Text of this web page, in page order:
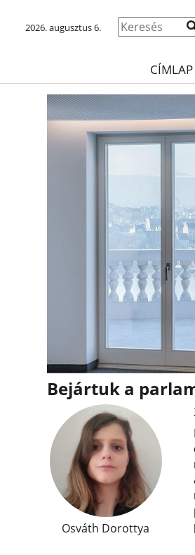
2026. augusztus 6.
CÍMLAP
Bejártuk a
Osváth Dorottya